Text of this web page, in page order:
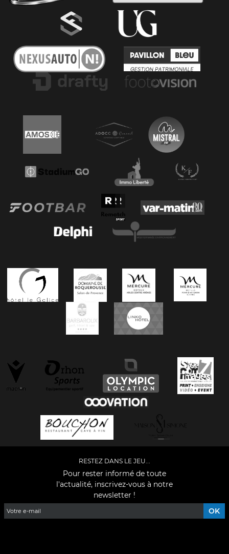
RESTEZ DANS LE JEU...
Pour rester informé de toute
l'actualité, inscrivez-vous à notre
newsletter !